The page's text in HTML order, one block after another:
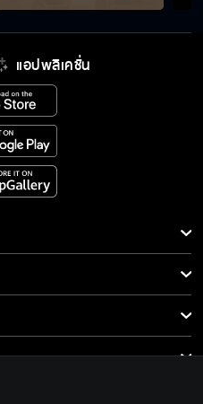
กมั้ยครับ
นสรุป
หญิงมาควงได้แค่นี้เองเหรอ
แอปพลิเคชั่น